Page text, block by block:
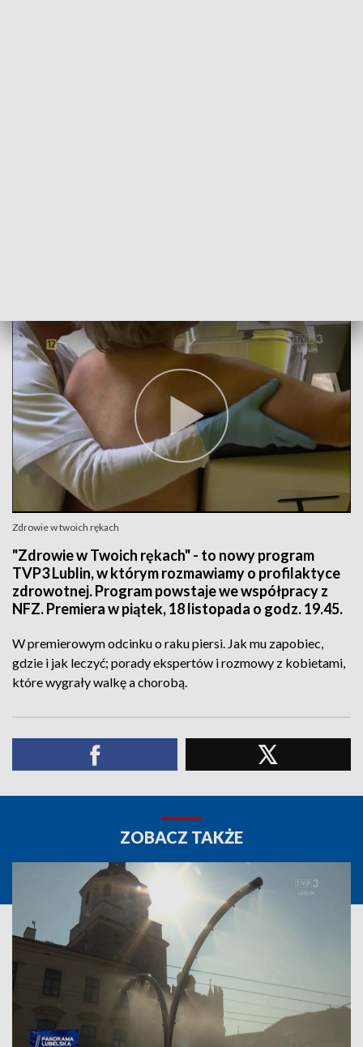
Zdrowie w twoich rękach
"Zdrowie w Twoich rękach" - to nowy program
TVP3 Lublin, w którym rozmawiamy o profilaktyce
zdrowotnej. Program powstaje we współpracy z
NFZ. Premiera w piątek, 18 listopada o godz. 19.45.
W premierowym odcinku o raku piersi. Jak mu zapobiec,
gdzie i jak leczyć; porady ekspertów i rozmowy z kobietami,
które wygrały walkę a chorobą.
ZOBACZ TAKŻE